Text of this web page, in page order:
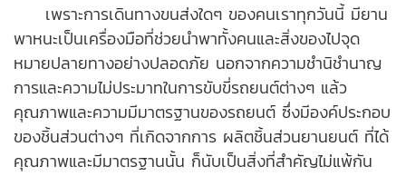
เพราะการเดินทางขนส่งใดๆ ของคนเราทุกวันนี้ มียาน
พาหนะเป็นเครื่องมือที่ช่วยนำพาทั้งคนและสิ่งของไปจุด
หมายปลายทางอย่างปลอดภัย นอกจากความชำนิชำนาญ
การและความไม่ประมาทในการขับขี่รถยนต์ต่างๆ แล้ว
คุณภาพและความมีมาตรฐานของรถยนต์ ซึ่งมีองค์ประกอบ
ของชิ้นส่วนต่างๆ ที่เกิดจากการ ผลิตชิ้นส่วนยานยนต์ ที่ได้
คุณภาพและมีมาตรฐานนั้น ก็นับเป็นสิ่งที่สำคัญไม่แพ้กัน